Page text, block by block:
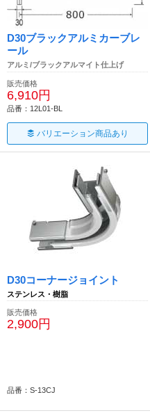
D30ブラックアルミカーブレ
ール
アルミ/ブラックアルマイト仕上げ
販売価格
6,910円
品番：12L01-BL
バリエーション商品あり
D30コーナージョイント
ステンレス・樹脂
販売価格
2,900円
品番：S-13CJ